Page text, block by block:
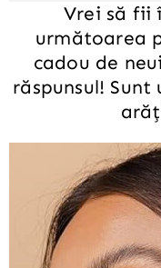
Vrei să fii
următoarea
cadou de
răspunsul!